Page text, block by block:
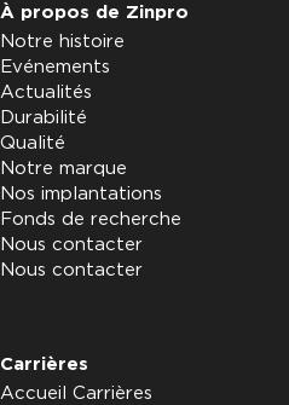
À propos de Zinpro
Notre histoire
Evénements
Actualités
Durabilité
Qualité
Notre marque
Nos implantations
Fonds de recherche
Nous contacter
Nous contacter
Carrières
Accueil Carrières